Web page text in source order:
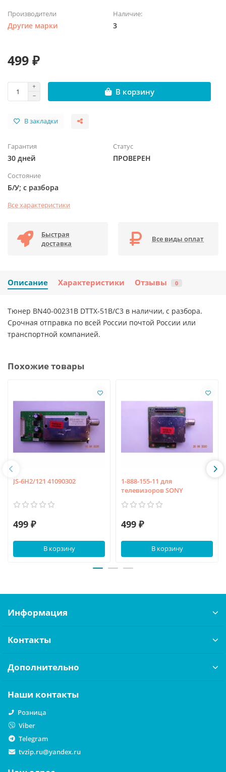
Производители
Другие марки
Наличие:
3
499 ₽
В корзину
В закладки
Гарантия
30 дней
Статус
ПРОВЕРЕН
Состояние
Б/У; с разбора
Все характеристики
Быстрая
доставка
Все виды оплат
Описание Характеристики Отзывы 0
Тюнер BN40-00231B DTTX-51B/C3 в наличии, с разбора.
Срочная отправка по всей России почтой России или
транспортной компанией.
Похожие товары
JS-6H2/121 41090302
499 ₽
В корзину
1-888-155-11 для
телевизоров SONY
499 ₽
В корзину
Информация
Контакты
Дополнительно
Наши контакты
Розница
Viber
Telegram
tvzip.ru@yandex.ru